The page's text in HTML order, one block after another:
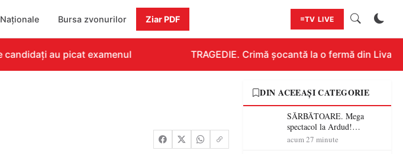
Naționale Bursa zvonurilor Ziar PDF TV LIVE
au picat examenul TRAGEDIE. Crimă șocantă la o fermă din
DIN ACEEAȘI CATEGORIE
SĂRBĂTOARE. Mega
spectacol la Ardud!
ANTONIA, VUNK și
acum 27 minute